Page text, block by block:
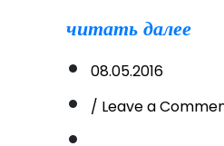
читать далее
08.05.2016
/ Leave a